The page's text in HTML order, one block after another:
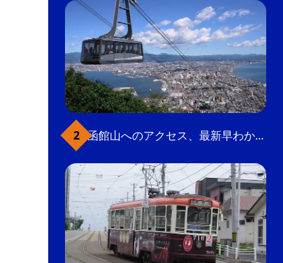
函館山へのアクセス、最新早わかりガイド